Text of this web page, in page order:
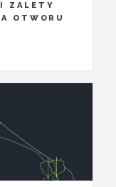
ZALETY
OTWORU